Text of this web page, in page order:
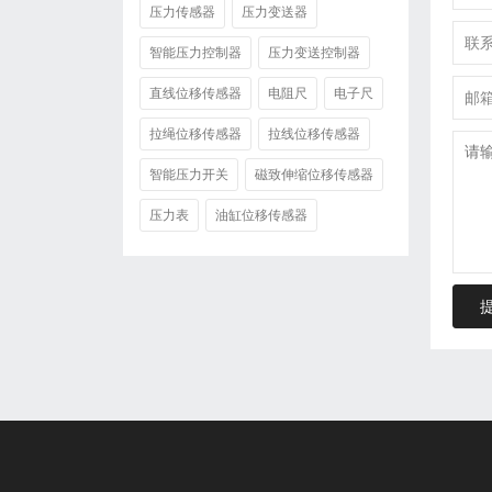
压力传感器 压力变送器
智能压力控制器 压力变送控制器
直线位移传感器 电阻尺 电子尺
拉绳位移传感器 拉线位移传感器
智能压力开关 磁致伸缩位移传感器
压力表 油缸位移传感器